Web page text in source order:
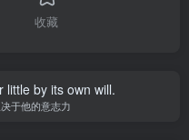
收藏
little by its own will.
于他的意志力